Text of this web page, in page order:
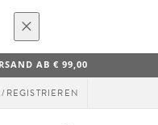
AB € 99,00